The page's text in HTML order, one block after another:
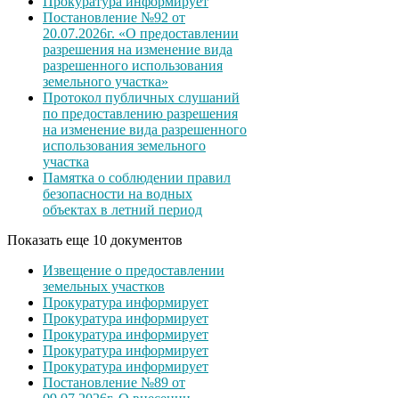
Постановление №92 от
20.07.2026г. «О предоставлении
разрешения на изменение вида
разрешенного использования
земельного участка»
Протокол публичных слушаний
по предоставлению разрешения
на изменение вида разрешенного
использования земельного
участка
Памятка о соблюдении правил
безопасности на водных
объектах в летний период
Показать еще 10 документов
Извещение о предоставлении
земельных участков
Прокуратура информирует
Прокуратура информирует
Прокуратура информирует
Прокуратура информирует
Прокуратура информирует
Постановление №89 от